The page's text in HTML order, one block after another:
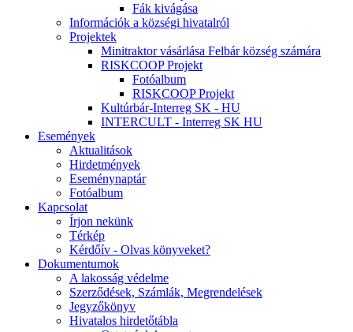
Fák kivágása
Információk a községi hivatalról
Projektek
Minitraktor vásárlása Felbár község számára
RISKCOOP Projekt
Fotóalbum
RISKCOOP Projekt
Kultúrbár-Interreg SK - HU
INTERCULT - Interreg SK HU
Események
Aktualitások
Hirdetmények
Eseménynaptár
Fotóalbum
Kapcsolat
Írjon nekünk
Térkép
Kérdőív - Olvas könyveket?
Dokumentumok
A lakosság védelme
Szerződések, Számlák, Megrendelések
Jegyzőkönyv
Hivatalos hirdetőtábla